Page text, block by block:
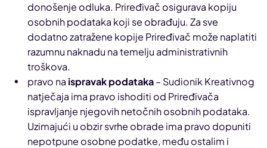
donošenje odluka. Priređivač osigurava kopiju
osobnih podataka koji se obrađuju. Za sve
dodatno zatražene kopije Priređivač može naplatiti
razumnu naknadu na temelju administrativnih
troškova.
pravo na ispravak podataka– Sudionik Kreativnog
natječaja ima pravo ishoditi od Priređivača
ispravljanje njegovih netočnih osobnih podataka.
Uzimajući u obzir svrhe obrade ima pravo dopuniti
nepotpune osobne podatke, među ostalim i